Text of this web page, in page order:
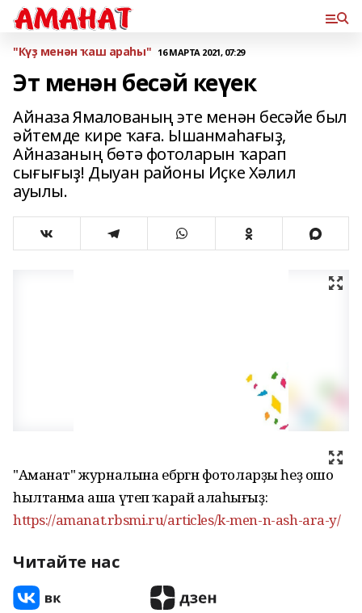
"Күҙ менән ҡаш араһы" 16 МАРТА 2021, 07:29
Эт менән бесәй кеүек
Айназа Ямалованың эте менән бесәйе был
әйтемде кире ҡаға. Ышанмаһағыҙ,
Айназаның бөтә фотоларын ҡарап
сығығыҙ! Дыуан районы Иҫке Хәлил
ауылы.
"Аманат" журналына ебәргән фотоларҙы һеҙ ошо
һылтанма аша үтеп ҡарай алаһығыҙ:
https://amanat.rbsmi.ru/articles/k-men-n-ash-ara-y/
Читайте нас